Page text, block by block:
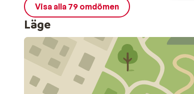
Visa alla 79 omdömen
Läge